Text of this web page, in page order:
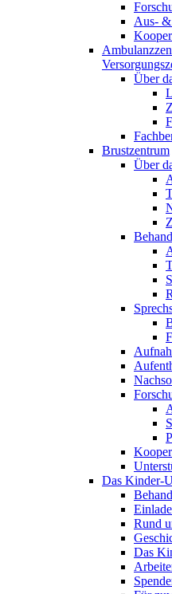
Aus-
Über
Brustzentrum
Über
Das Kinder-
Rund
Das